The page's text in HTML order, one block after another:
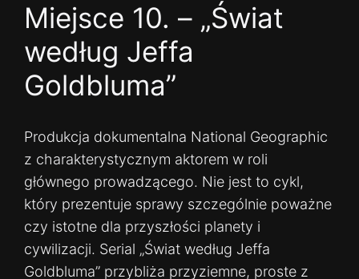
Miejsce 10. – „Świat
według Jeffa
Goldbluma”
Produkcja dokumentalna National Geographic
z charakterystycznym aktorem w roli
głównego prowadzącego. Nie jest to cykl,
który prezentuje sprawy szczególnie poważne
czy istotne dla przyszłości planety i
cywilizacji. Serial „Świat według Jeffa
Goldbluma” przybliża przyziemne, proste z